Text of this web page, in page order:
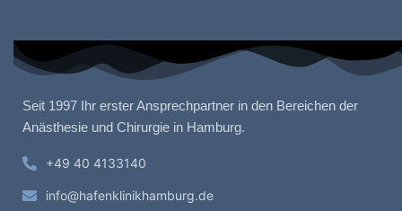
Seit 1997 Ihr erster Ansprechpartner in den Bereichen der
Anästhesie und Chirurgie in Hamburg.
+49 40 4133140
info@hafenklinikhamburg.de